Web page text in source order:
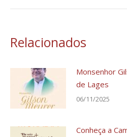
Relacionados
Monsenhor
de Lages
06/11/2025
Conheça a